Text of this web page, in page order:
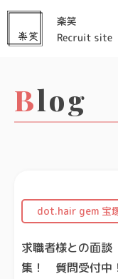
Blog
dot.hair gem 宝
求職者様との面
集！ 質問受付